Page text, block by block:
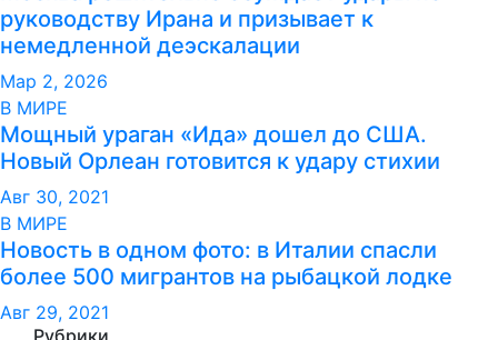
руководству Ирана и призывает к
немедленной деэскалации
Мар 2, 2026
В МИРЕ
Мощный ураган «Ида» дошел до США.
Новый Орлеан готовится к удару стихии
Авг 30, 2021
В МИРЕ
Новость в одном фото: в Италии спасли
более 500 мигрантов на рыбацкой лодке
Авг 29, 2021
Рубрики